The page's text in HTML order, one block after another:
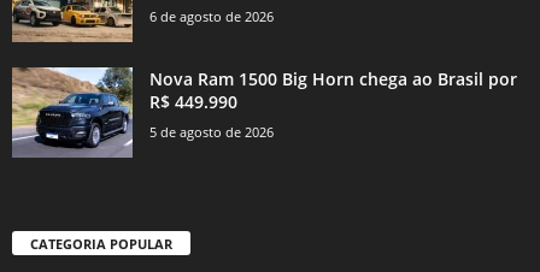
6 de agosto de 2026
Nova Ram 1500 Big Horn chega ao Brasil por
R$ 449.990
5 de agosto de 2026
CATEGORIA POPULAR